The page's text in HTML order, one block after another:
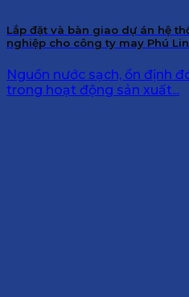
Lắp đặt và bàn giao dự án hệ
nghiệp cho công ty may Phú
Nguồn nước sạch, ổn định
trong hoạt động sản xuất...